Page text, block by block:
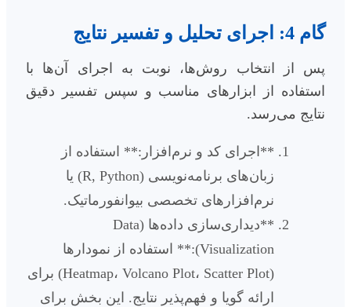
گام 4: اجرای تحلیل و تفسیر نتایج
پس از انتخاب روش‌ها، نوبت به اجرای آن‌ها با
استفاده از ابزارهای مناسب و سپس تفسیر دقیق
نتایج می‌رسد.
**اجرای کد و نرم‌افزار:** استفاده از
زبان‌های برنامه‌نویسی (R, Python) یا
نرم‌افزارهای تخصصی بیوانفورماتیک.
**دیداری‌سازی داده‌ها (Data
Visualization):** استفاده از نمودارها
(Heatmap، Volcano Plot، Scatter Plot) برای
ارائه گویا و فهم‌پذیر نتایج. این بخش برای